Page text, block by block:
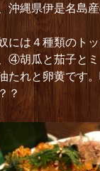
沖縄県伊是名島
には４種類のト
④胡瓜と茄子と
たれと卵黄です
？